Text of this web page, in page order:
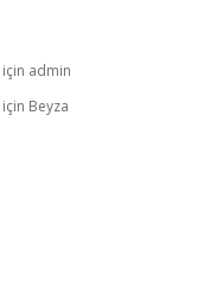
için admin
için Beyza